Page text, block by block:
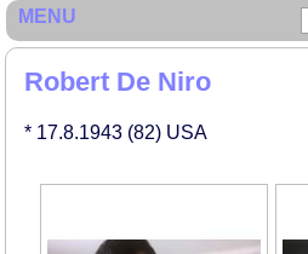
Robert De Niro
* 17.8.1943 (82) USA
MENU